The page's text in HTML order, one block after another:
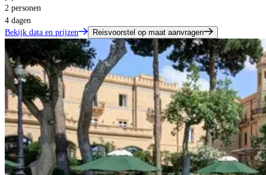
2 personen
4 dagen
Bekijk data en prijzen
Reisvoorstel op maat aanvragen